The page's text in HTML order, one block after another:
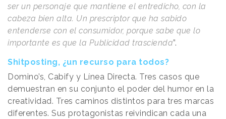
ser un personaje que mantiene el entredicho, con la
cabeza bien alta. Un prescriptor que ha sabido
entenderse con el consumidor, porque sabe que lo
importante es que la Publicidad trascienda”.
Shitposting, ¿un recurso para todos?
Domino’s, Cabify y Línea Directa. Tres casos que
demuestran en su conjunto el poder del humor en la
creatividad. Tres caminos distintos para tres marcas
diferentes. Sus protagonistas reivindican cada una